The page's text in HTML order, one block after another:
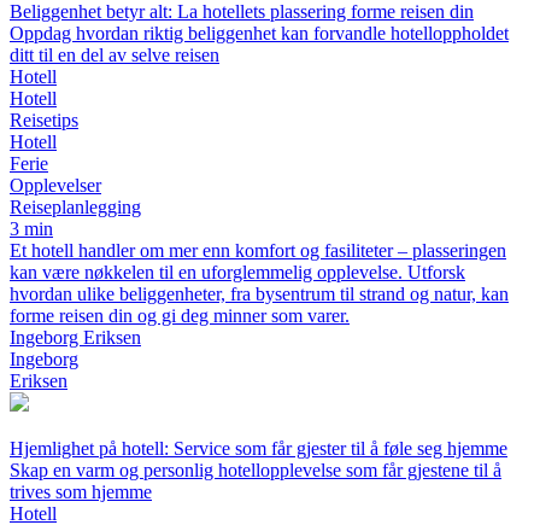
Beliggenhet betyr alt: La hotellets plassering forme reisen din
Oppdag hvordan riktig beliggenhet kan forvandle hotelloppholdet
ditt til en del av selve reisen
Hotell
Hotell
Reisetips
Hotell
Ferie
Opplevelser
Reiseplanlegging
3 min
Et hotell handler om mer enn komfort og fasiliteter – plasseringen
kan være nøkkelen til en uforglemmelig opplevelse. Utforsk
hvordan ulike beliggenheter, fra bysentrum til strand og natur, kan
forme reisen din og gi deg minner som varer.
Ingeborg Eriksen
Ingeborg
Eriksen
Hjemlighet på hotell: Service som får gjester til å føle seg hjemme
Skap en varm og personlig hotellopplevelse som får gjestene til å
trives som hjemme
Hotell